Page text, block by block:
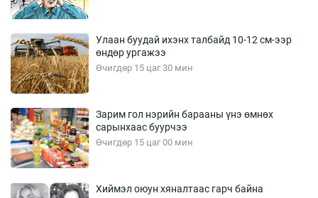
Улаан буудай ихэнх талбайд 10-12 см-ээр
өндөр ургажээ
Өчигдөр 15 цаг 30 мин
Зарим гол нэрийн барааны үнэ өмнөх
сарынхаас буурчээ
Өчигдөр 15 цаг 00 мин
Хиймэл оюун хяналтаас гарч байна